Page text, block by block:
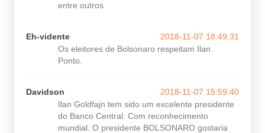
entre outros
Eh-vidente
2018-11-07 18:49:31
Os eleitores de Bolsonaro respeitam Ilan.
Ponto.
Davidson
2018-11-07 15:59:40
Ilan Goldfajn tem sido um excelente presidente
do Banco Central. Com reconhecimento
mundial. O presidente BOLSONARO gostaria